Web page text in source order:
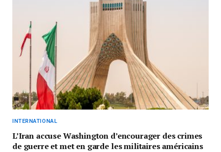
INTERNATIONAL
L’Iran accuse Washington d’encourager des crimes
de guerre et met en garde les militaires américains